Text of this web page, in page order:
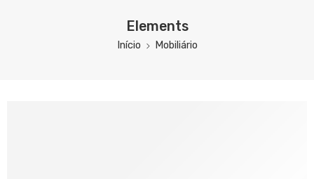
Elements
Início Mobiliário